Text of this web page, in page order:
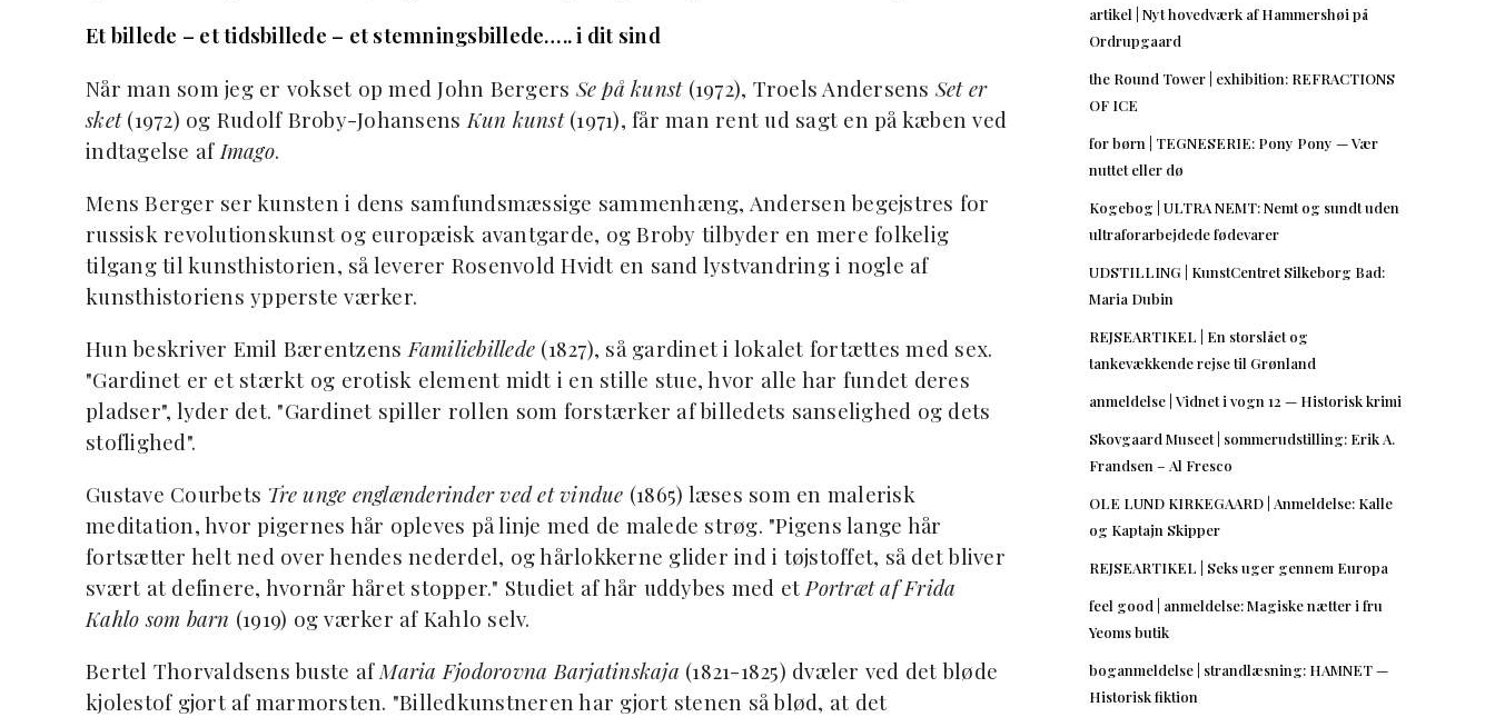
Et billede – et tidsbillede – et stemningsbillede….. i dit sind
Når man som jeg er vokset op med John Bergers Se på kunst(1972), Troels Andersens Set er
sket(1972) og Rudolf Broby-Johansens Kun kunst(1971), får man rent ud sagt en på kæben ved
indtagelse af Imago.
Mens Berger ser kunsten i dens samfundsmæssige sammenhæng, Andersen begejstres for
russisk revolutionskunst og europæisk avantgarde, og Broby tilbyder en mere folkelig
tilgang til kunsthistorien, så leverer Rosenvold Hvidt en sand lystvandring i nogle af
kunsthistoriens ypperste værker.
Hun beskriver Emil Bærentzens Familiebillede (1827), så gardinet i lokalet fortættes med sex.
"Gardinet er et stærkt og erotisk element midt i en stille stue, hvor alle har fundet deres
pladser", lyder det. "Gardinet spiller rollen som forstærker af billedets sanselighed og dets
stoflighed".
Gustave Courbets Tre unge englænderinder ved et vindue (1865) læses som en malerisk
meditation, hvor pigernes hår opleves på linje med de malede strøg. "Pigens lange hår
fortsætter helt ned over hendes nederdel, og hårlokkerne glider ind i tøjstoffet, så det bliver
svært at definere, hvornår håret stopper." Studiet af hår uddybes med et Portræt af Frida
Kahlo som barn (1919) og værker af Kahlo selv.
Bertel Thorvaldsens buste afMaria Fjodorovna Barjatinskaja (1821-1825) dvæler ved det bløde
kjolestof gjort af marmorsten. "Billedkunstneren har gjort stenen så blød, at det
artikel | Nyt hovedværk af Hammershøi på
Ordrupgaard
the Round Tower | exhibition: REFRACTIONS
OF ICE
for børn | TEGNESERIE: Pony Pony — Vær
nuttet eller dø
Kogebog | ULTRA NEMT: Nemt og sundt uden
ultraforarbejdede fødevarer
UDSTILLING | KunstCentret Silkeborg Bad:
Maria Dubin
REJSEARTIKEL | En storslået og
tankevækkende rejse til Grønland
anmeldelse | Vidnet i vogn 12 — Historisk krimi
Skovgaard Museet | sommerudstilling: Erik A.
Frandsen – Al Fresco
OLE LUND KIRKEGAARD | Anmeldelse: Kalle
og Kaptajn Skipper
REJSEARTIKEL | Seks uger gennem Europa
feel good | anmeldelse: Magiske nætter i fru
Yeoms butik
boganmeldelse | strandlæsning: HAMNET —
Historisk fiktion